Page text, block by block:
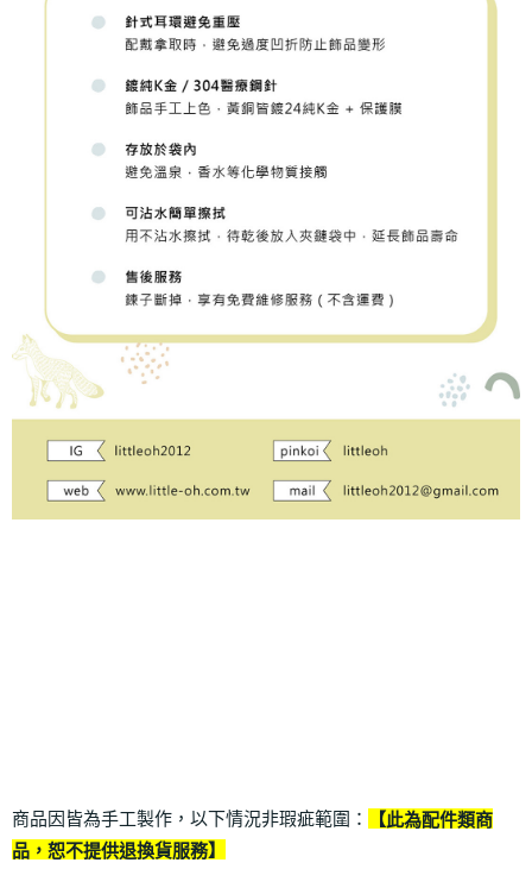
商品因皆為手工製作，以下情況非瑕疵範圍：
【此為配件類商
品，恕不提供退換貨服務】